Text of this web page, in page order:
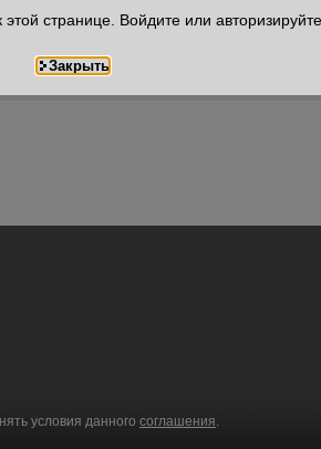
условия данного соглашения.
странице. Войдите или